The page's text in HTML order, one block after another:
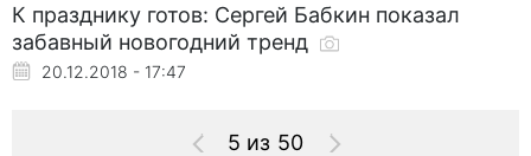
К празднику готов: Сергей Бабкин показал
забавный новогодний тренд
20.12.2018 - 17:47
5 из 50